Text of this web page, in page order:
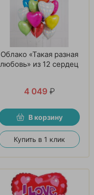
Облако «Такая разная
любовь» из 12 сердец
4 049 ₽
В корзину
Купить в 1 клик